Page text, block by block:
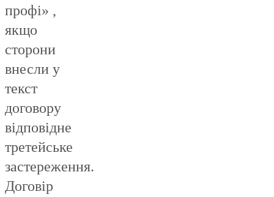
профі» ,
якщо
сторони
внесли у
текст
договору
відповідне
третейське
застереження.
Договір